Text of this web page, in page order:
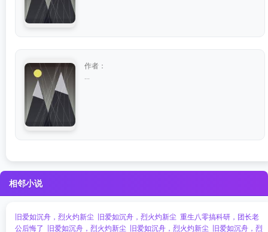
作者：
相邻小说
旧爱如沉舟，烈火灼新尘 旧爱如沉舟，烈火灼新尘 重生八零搞科研，团长老
公后悔了
旧爱如沉舟，烈火灼新尘 旧爱如沉舟，烈火灼新尘 旧爱如沉舟，烈